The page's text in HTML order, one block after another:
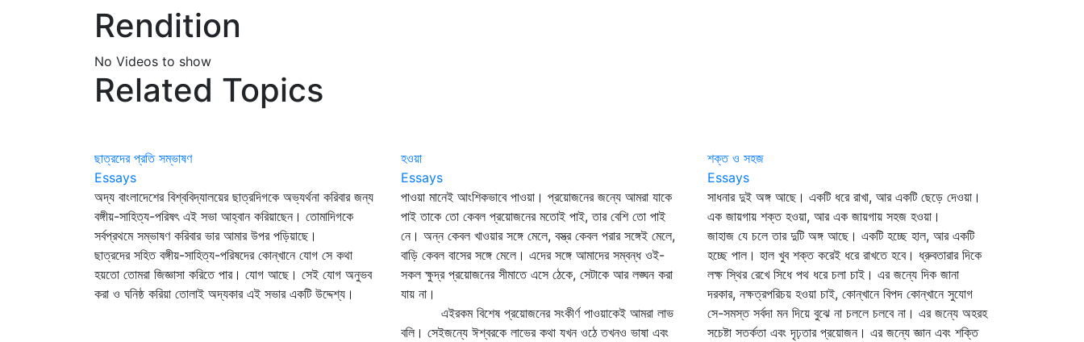
Rendition
No Videos to show
Related Topics
ছাত্রদের প্রতি সম্ভাষণ
Essays
অদ্য বাংলাদেশের বিশ্ববিদ্যালয়ের ছাত্রদিগকে অভ্যর্থনা করিবার জন্য
বঙ্গীয়-সাহিত্য-পরিষৎ এই সভা আহ্বান করিয়াছেন। তোমাদিগকে
সর্বপ্রথমে সম্ভাষণ করিবার ভার আমার উপর পড়িয়াছে।
ছাত্রদের সহিত বঙ্গীয়-সাহিত্য-পরিষদের কোন্‌খানে যোগ সে কথা
হয়তো তোমরা জিজ্ঞাসা করিতে পার। যোগ আছে। সেই যোগ অনুভব
করা ও ঘনিষ্ঠ করিয়া তোলাই অদ্যকার এই সভার একটি উদ্দেশ্য।
হওয়া
Essays
পাওয়া মানেই আংশিকভাবে পাওয়া। প্রয়োজনের জন্যে আমরা যাকে
পাই তাকে তো কেবল প্রয়োজনের মতোই পাই, তার বেশি তো পাই
নে। অন্ন কেবল খাওয়ার সঙ্গে মেলে, বস্ত্র কেবল পরার সঙ্গেই মেলে,
বাড়ি কেবল বাসের সঙ্গে মেলে। এদের সঙ্গে আমাদের সম্বন্ধ ওই-
সকল ক্ষুদ্র প্রয়োজনের সীমাতে এসে ঠেকে, সেটাকে আর লঙ্ঘন করা
যায় না।
এইরকম বিশেষ প্রয়োজনের সংকীর্ণ পাওয়াকেই আমরা লাভ
বলি। সেইজন্যে ঈশ্বরকে লাভের কথা যখন ওঠে তখনও ভাষা এবং
শক্ত ও সহজ
Essays
সাধনার দুই অঙ্গ আছে। একটি ধরে রাখা, আর একটি ছেড়ে দেওয়া।
এক জায়গায় শক্ত হওয়া, আর এক জায়গায় সহজ হওয়া।
জাহাজ যে চলে তার দুটি অঙ্গ আছে। একটি হচ্ছে হাল, আর একটি
হচ্ছে পাল। হাল খুব শক্ত করেই ধরে রাখতে হবে। ধ্রুবতারার দিকে
লক্ষ স্থির রেখে সিধে পথ ধরে চলা চাই। এর জন্যে দিক জানা
দরকার, নক্ষত্রপরিচয় হওয়া চাই, কোন্‌খানে বিপদ কোন্‌খানে সুযোগ
সে-সমস্ত সর্বদা মন দিয়ে বুঝে না চললে চলবে না। এর জন্যে অহরহ
সচেষ্টা সতর্কতা এবং দৃঢ়তার প্রয়োজন। এর জন্যে জ্ঞান এবং শক্তি